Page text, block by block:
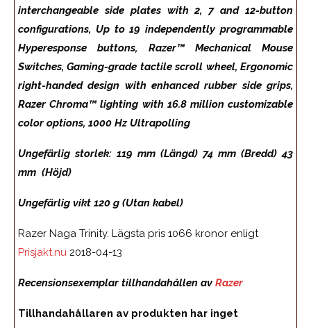
interchangeable side plates with 2, 7 and 12-button
configurations, Up to 19 independently programmable
Hyperesponse buttons, Razer™ Mechanical Mouse
Switches, Gaming-grade tactile scroll wheel, Ergonomic
right-handed design with enhanced rubber side grips,
Razer Chroma™ lighting with 16.8 million customizable
color options, 1000 Hz Ultrapolling
Ungefärlig storlek: 119 mm (Längd) 74 mm (Bredd) 43
mm (Höjd)
Ungefärlig vikt 120 g (Utan kabel)
Razer Naga Trinity. Lägsta pris 1066 kronor enligt
Prisjakt.nu 2018-04-13
Recensionsexemplar tillhandahållen av Razer
Tillhandahållaren av produkten har inget